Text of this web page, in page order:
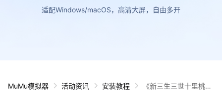
适配Windows/macOS，高清大屏，自由多开
MuMu模拟器 活动资讯 安装教程
《新三生三世十里桃